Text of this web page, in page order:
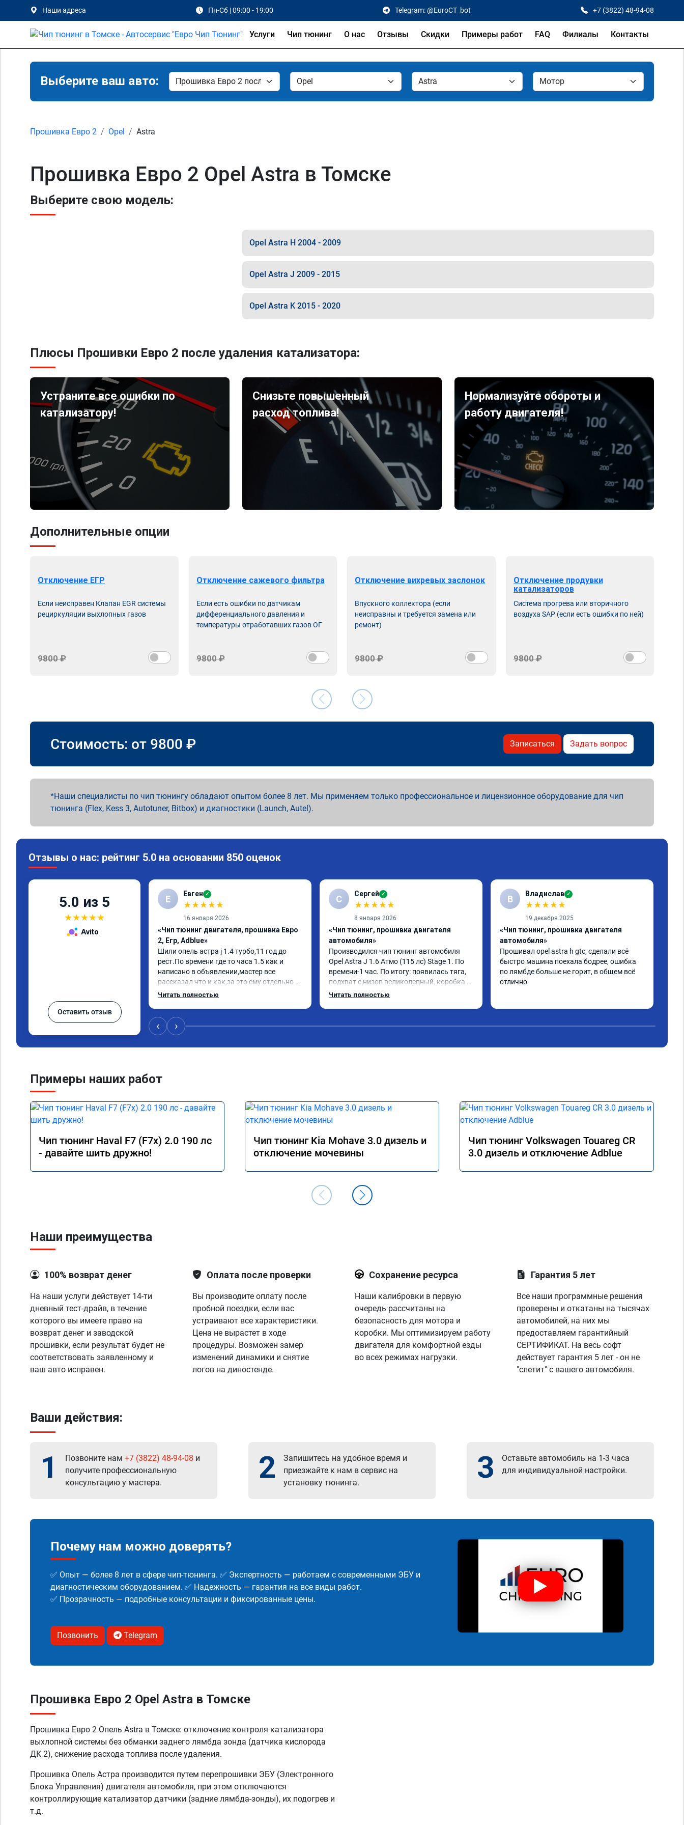
Наши адреса Пн-Сб | 09:00 - 19:00 Telegram: @EuroCT_bot +7 (3822) 48-94-08
Услуги Чип тюнинг О нас Отзывы Скидки Примеры работ FAQ Филиалы Контакты
Выберите ваш авто:
Прошивка Евро 2 Opel Astra
Прошивка Евро 2 Opel Astra в Томске
Выберите свою модель:
Opel Astra H 2004 - 2009
Opel Astra J 2009 - 2015
Opel Astra K 2015 - 2020
Плюсы Прошивки Евро 2 после удаления катализатора:
Устраните все ошибки по
катализатору!
Снизьте повышенный
расход топлива!
Нормализуйте обороты и
работу двигателя!
Дополнительные опции
Отключение ЕГР
Если неисправен Клапан EGR системы
рециркуляции выхлопных газов
9800 ₽
Отключение сажевого фильтра
Если есть ошибки по датчикам
дифференциального давления и
температуры отработавших газов ОГ
9800 ₽
Отключение вихревых заслонок
Впускного коллектора (если
неисправны и требуется замена или
ремонт)
9800 ₽
Отключение продувки
катализаторов
Система прогрева или вторичного
воздуха SAP (если есть ошибки по ней)
9800 ₽
Стоимость: от 9800 ₽ Записаться Задать вопрос
Наши специалисты по чип тюнингу обладают опытом более 8 лет. Мы применяем только профессиональное и лицензионное оборудование для чип
тюнинга (Flex, Kess 3, Autotuner, Bitbox) и диагностики (Launch, Autel).
Отзывы о нас: рейтинг 5.0 на основании 850 оценок
5.0 из 5
★★★★★
Avito
Оставить отзыв
Е Евген ✓
★★★★★
16 января 2026
«Чип тюнинг двигателя, прошивка Евро
2, Егр, Adblue»
Шили опель астра j 1.4 турбо,11 год до
рест.По времени где то часа 1.5 как и
написано в объявлении,мастер все
рассказал что и как,за это ему отдельно
спасибо,проехал пока что не так много но
тоже намного увеличился,как будто мне
добавили не 20лс а все 50)))ну вообщем
Читать полностью
С Сергей ✓
★★★★★
8 января 2026
«Чип тюнинг, прошивка двигателя
автомобиля»
Производился чип тюнинг автомобиля
Opel Astra J 1.6 Атмо (115 лс) Stage 1. По
времени-1 час. По итогу: появилась тяга,
подхват с низов великолепный, коробка
стала работать плавнее. На трассе
Читать полностью
В Владислав ✓
★★★★★
19 декабря 2025
«Чип тюнинг, прошивка двигателя
автомобиля»
Прошивал opel astra h gtc, сделали всё
быстро машина поехала бодрее, ошибка
по лямбде больше не горит, в общем всё
отлично
‹ ›
Примеры наших работ
Чип тюнинг Haval F7 (F7x) 2.0 190 лс
- давайте шить дружно!
Чип тюнинг Kia Mohave 3.0 дизель и
отключение мочевины
Чип тюнинг Volkswagen Touareg CR
3.0 дизель и отключение Adblue
Наши преимущества
100% возврат денег
На наши услуги действует 14-ти
дневный тест-драйв, в течение
которого вы имеете право на
возврат денег и заводской
прошивки, если результат будет не
соответствовать заявленному и
ваш авто исправен.
Оплата после проверки
Вы производите оплату после
пробной поездки, если вас
устраивают все характеристики.
Цена не вырастет в ходе
процедуры. Возможен замер
изменений динамики и снятие
логов на диностенде.
Сохранение ресурса
Наши калибровки в первую
очередь рассчитаны на
безопасность для мотора и
коробки. Мы оптимизируем работу
двигателя для комфортной езды
во всех режимах нагрузки.
Гарантия 5 лет
Все наши программные решения
проверены и откатаны на тысячах
автомобилей, на них мы
предоставляем гарантийный
СЕРТИФИКАТ. На весь софт
действует гарантия 5 лет - он не
"слетит" с вашего автомобиля.
Ваши действия:
1 Позвоните нам +7 (3822) 48-94-08 и
получите профессиональную
консультацию у мастера.
2
Запишитесь на удобное время и
приезжайте к нам в сервис на
установку тюнинга.
3
Оставьте автомобиль на 1-3 часа
для индивидуальной настройки.
Почему нам можно доверять?
✅ Опыт — более 8 лет в сфере чип-тюнинга. ✅ Экспертность — работаем с современными ЭБУ и
диагностическим оборудованием. ✅ Надежность — гарантия на все виды работ.
✅ Прозрачность — подробные консультации и фиксированные цены.
Позвонить Telegram
Прошивка Евро 2 Opel Astra в Томске
Прошивка Евро 2 Опель Astra в Томске: отключение контроля катализатора
выхлопной системы без обманки заднего лямбда зонда (датчика кислорода
ДК 2), снижение расхода топлива после удаления.
Прошивка Опель Астра производится путем перепрошивки ЭБУ (Электронного
Блока Управления) двигателя автомобиля, при этом отключаются
контроллирующие катализатор датчики (задние лямбда-зонды), их подогрев и
т.д.